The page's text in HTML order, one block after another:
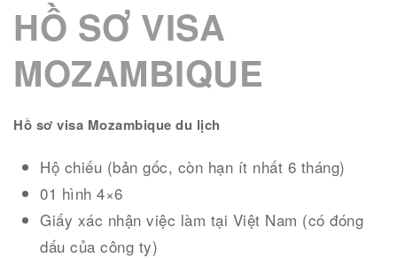
HỒ SƠ VISA
MOZAMBIQUE
Hồ sơ visa Mozambique du lịch
Hộ chiếu (bản gốc, còn hạn ít nhất 6 tháng)
01 hình 4×6
Giấy xác nhận việc làm tại Việt Nam (có đóng
dấu của công ty)